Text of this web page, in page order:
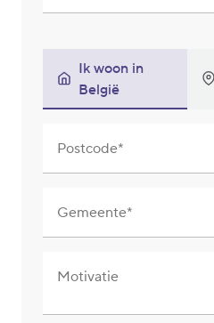
Ik woon in
België
Postcode
Gemeente
Motivatie